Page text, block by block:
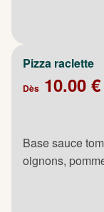
Pizza raclette
Dès 10.00 €
Base sauce
oignons,